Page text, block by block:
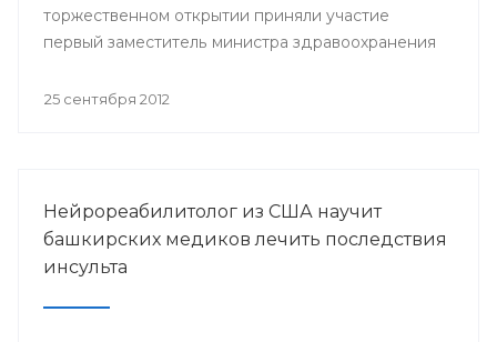
торжественном открытии приняли участие
первый заместитель министра здравоохранения
Госкомитета РБ по предпринимательству и
туриндустрии Башкортостана Кинья Кускильдин
и другие.
25 сентября 2012
Нейрореабилитолог из США научит
башкирских медиков лечить последствия
инсульта